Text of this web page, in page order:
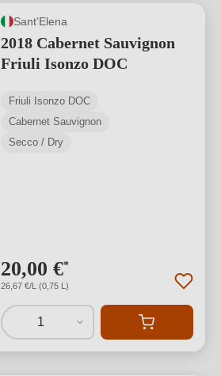
Sant’Elena
2018 Cabernet Sauvignon
Friuli Isonzo DOC
Friuli Isonzo DOC
Cabernet Sauvignon
Secco / Dry
20,00 €*
26,67 €/L (0,75 L)
1